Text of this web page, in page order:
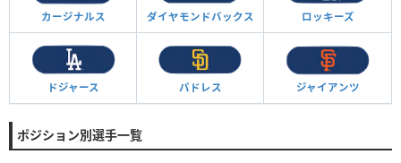
カージナルス ダイヤモンドバックス ロッキーズ
ドジャース パドレス ジャイアンツ
ポジション別選手一覧